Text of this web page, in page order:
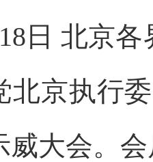
北京各
北京执行
威大会。